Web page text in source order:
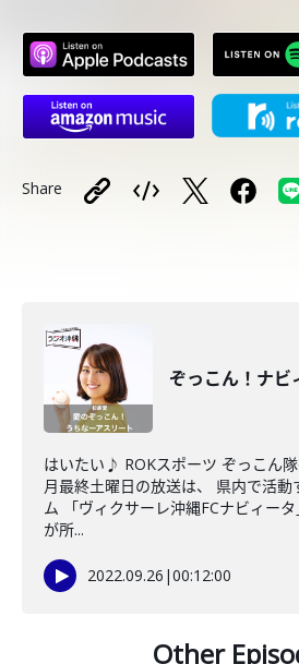
Share
ぞっこん！ナビ
はいたい♪ ROKスポーツ ぞっこん
月最終土曜日の放送は、 県内で活
ム 「ヴィクサーレ沖縄FCナビィー
が所...
2022.09.26 |00:12:00
Other